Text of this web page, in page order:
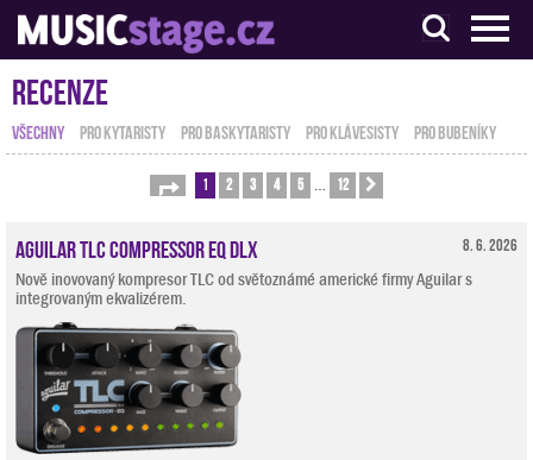
S muzikanty pro muzikanty
Recenze
VŠECHNY PRO KYTARISTY PRO BASKYTARISTY PRO KLÁVESISTY PRO BUBENÍKY
Stránka 1z 12
1 2 3 4 5 12
8. 6. 2026
Aguilar TLC Compressor EQ DLX
Nově inovovaný kompresor TLC od světoznámé americké firmy Aguilar s
integrovaným ekvalizérem.